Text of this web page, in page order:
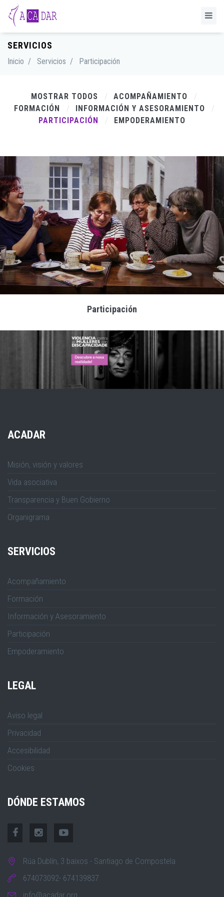
SERVICIOS
Inicio / Servicios / Participación
MOSTRAR TODOS
ACOMPAÑAMIENTO
FORMACIÓN
INFORMACIÓN Y ASESORAMIENTO
PARTICIPACIÓN
EMPODERAMIENTO
Participación
ACADAR
Misión, visión y valores
Vida asociativa
Transparencia y Buen Gobierno
Organigrama
SERVICIOS
Acompañamiento
Formación
Información y Asesoramiento
Participación
Empoderamiento
LEGAL
Aviso legal
Privacidad
Accesibilidad
Cookies
DÓNDE ESTAMOS
Rúa Dublín, 3 baixos - Santiago de Compostela
674073092- 674139837
info@acadar.org